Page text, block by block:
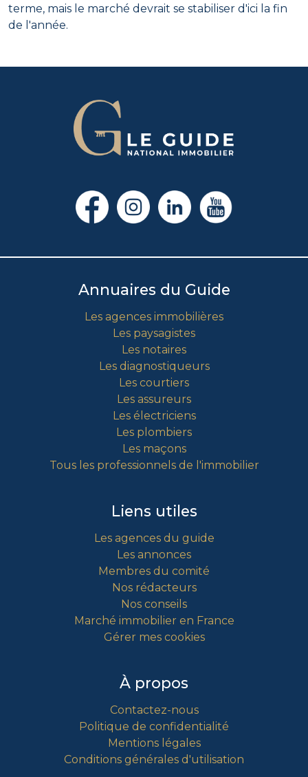
terme, mais le marché devrait se stabiliser d'ici la fin
de l'année.
Annuaires du Guide
Les agences immobilières
Les paysagistes
Les notaires
Les diagnostiqueurs
Les courtiers
Les assureurs
Les électriciens
Les plombiers
Les maçons
Tous les professionnels de l'immobilier
Liens utiles
Les agences du guide
Les annonces
Membres du comité
Nos rédacteurs
Nos conseils
Marché immobilier en France
Gérer mes cookies
À propos
Contactez-nous
Politique de confidentialité
Mentions légales
Conditions générales d'utilisation